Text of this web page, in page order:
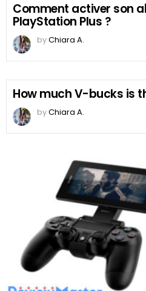
Comment activer son
PlayStation Plus ?
byChiara A.
How much V-bucks is
byChiara A.